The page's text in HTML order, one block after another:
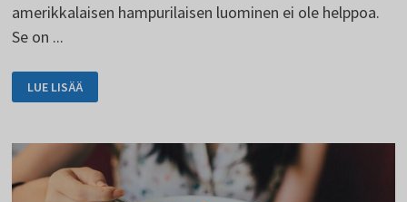
amerikkalaisen hampurilaisen luominen ei ole helppoa.
Se on ...
AMERIKKALAINEN
HAMPURILAINEN
JA
A:STA
Z:HEN
LUE LISÄÄ